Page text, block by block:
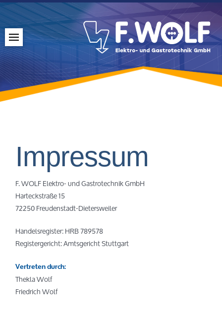
Impressum
F. WOLF Elektro- und Gastrotechnik GmbH
Harteckstraße 15
72250 Freudenstadt-Dietersweiler
Handelsregister: HRB 789578
Registergericht: Amtsgericht Stuttgart
Vertreten durch:
Thekla Wolf
Friedrich Wolf